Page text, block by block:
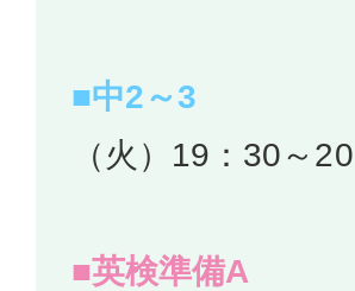
■中2～3
（火）19：30～
■英検準備A